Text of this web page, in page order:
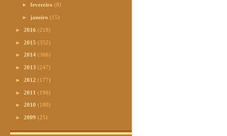
►fevereiro(8)
► janeiro(15)
► 2016 (218)
► 2015 (352)
► 2014 (366)
► 2013 (247)
► 2012 (177)
► 2011 (196)
► 2010 (180)
► 2009 (25)